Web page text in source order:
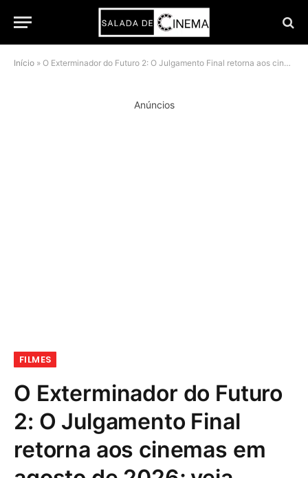
Início » O Exterminador do Futuro 2: O Julgamento Final retorna aos cinemas em agosto de 2026; veja datas e formatos
Anúncios
FILMES
O Exterminador do Futuro
2: O Julgamento Final
retorna aos cinemas em